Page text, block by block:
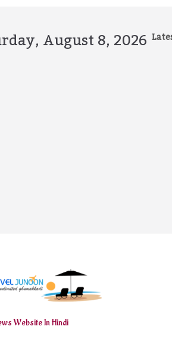
August 8, 2026
Website In Hindi